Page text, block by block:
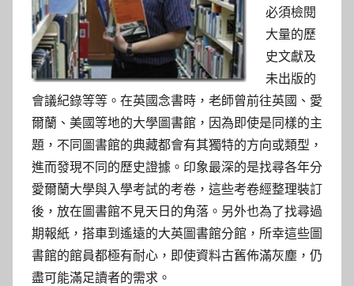
必須檢閱
大量的歷
史文獻及
未出版的
會議紀錄等等。在英國念書時，老師曾前往英國、愛
爾蘭、美國等地的大學圖書館，因為即使是同樣的主
題，不同圖書館的典藏都會有其獨特的方向或類型，
進而發現不同的歷史證據。印象最深的是找尋各年分
愛爾蘭大學與入學考試的考卷，這些考卷經整理裝訂
後，放在圖書館不見天日的角落。另外也為了找尋過
期報紙，搭車到遙遠的大英圖書館分館，所幸這些圖
書館的館員都極有耐心，即使資料古舊佈滿灰塵，仍
盡可能滿足讀者的需求。